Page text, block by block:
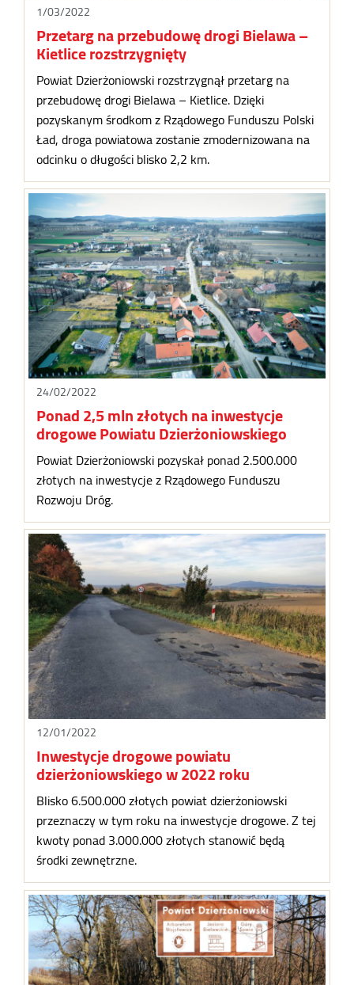
1/03/2022
Przetarg na przebudowę drogi Bielawa –
Kietlice rozstrzygnięty
Powiat Dzierżoniowski rozstrzygnął przetarg na
przebudowę drogi Bielawa – Kietlice. Dzięki
pozyskanym środkom z Rządowego Funduszu Polski
Ład, droga powiatowa zostanie zmodernizowana na
odcinku o długości blisko 2,2 km.
24/02/2022
Ponad 2,5 mln złotych na inwestycje
drogowe Powiatu Dzierżoniowskiego
Powiat Dzierżoniowski pozyskał ponad 2.500.000
złotych na inwestycje z Rządowego Funduszu
Rozwoju Dróg.
12/01/2022
Inwestycje drogowe powiatu
dzierżoniowskiego w 2022 roku
Blisko 6.500.000 złotych powiat dzierżoniowski
przeznaczy w tym roku na inwestycje drogowe. Z tej
kwoty ponad 3.000.000 złotych stanowić będą
środki zewnętrzne.